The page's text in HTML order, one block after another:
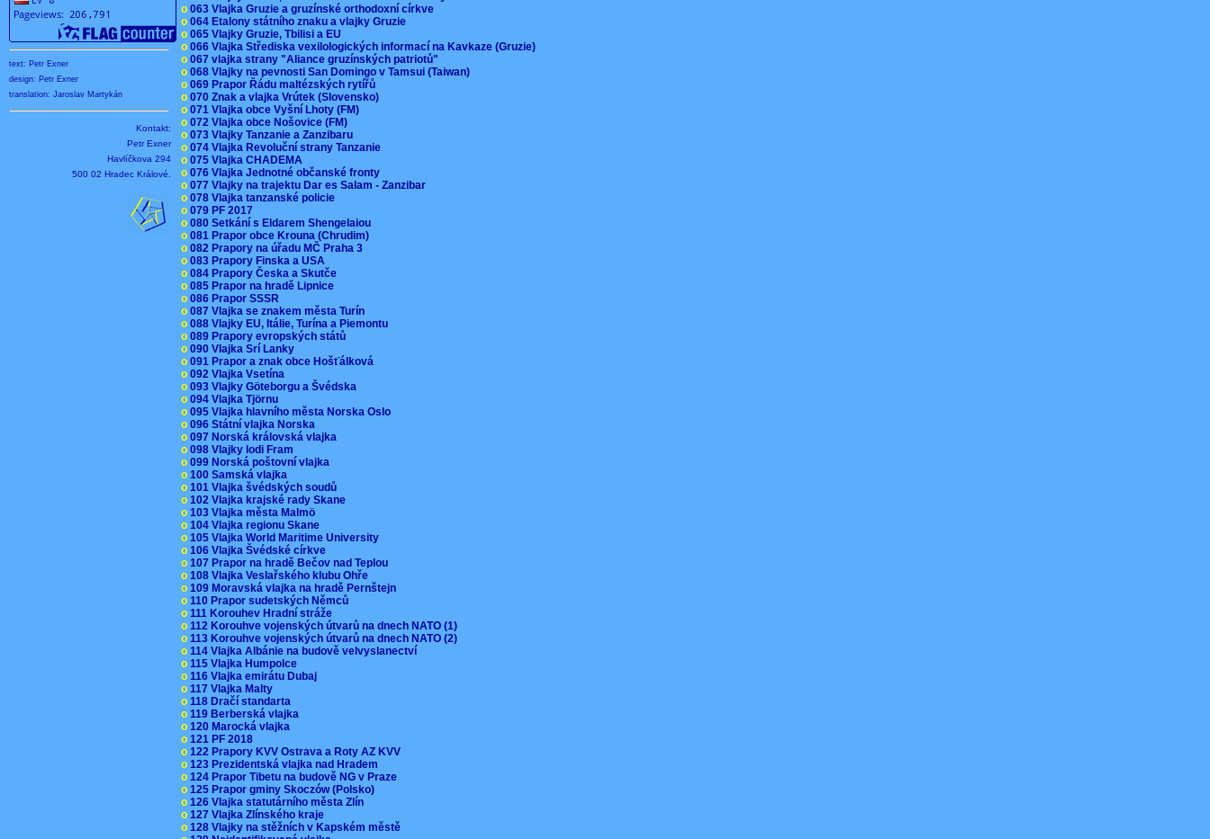
text: Petr Exner
design: Petr Exner
translation: Jaroslav Martykán
Kontakt:
Petr Exner
Havlíčkova 294
500 02 Hradec Králové.
o 063 Vlajka Gruzie a gruzínské orthodoxní církve
o 064 Etalony státního znaku a vlajky Gruzie
o 065 Vlajky Gruzie, Tbilisi a EU
o 066 Vlajka Střediska vexilologických informací na Kavkaze (Gruzie)
o 067 vlajka strany "Aliance gruzínských patriotů"
o 068 Vlajky na pevnosti San Domingo v Tamsui (Taiwan)
o 069 Prapor Řádu maltézských rytířů
o 070 Znak a vlajka Vrútek (Slovensko)
o 071 Vlajka obce Vyšní Lhoty (FM)
o 072 Vlajka obce Nošovice (FM)
o 073 Vlajky Tanzanie a Zanzibaru
o 074 Vlajka Revoluční strany Tanzanie
o 075 Vlajka CHADEMA
o 076 Vlajka Jednotné občanské fronty
o 077 Vlajky na trajektu Dar es Salam - Zanzibar
o 078 Vlajka tanzanské policie
o 079 PF 2017
o 080 Setkání s Eldarem Shengelaiou
o 081 Prapor obce Krouna (Chrudim)
o 082 Prapory na úřadu MČ Praha 3
o 083 Prapory Finska a USA
o 084 Prapory Česka a Skutče
o 085 Prapor na hradě Lipnice
o 086 Prapor SSSR
o 087 Vlajka se znakem města Turín
o 088 Vlajky EU, Itálie, Turína a Piemontu
o 089 Prapory evropských států
o 090 Vlajka Srí Lanky
o 091 Prapor a znak obce Hošťálková
o 092 Vlajka Vsetína
o 093 Vlajky Göteborgu a Švédska
o 094 Vlajka Tjörnu
o 095 Vlajka hlavního města Norska Oslo
o 096 Státní vlajka Norska
o 097 Norská královská vlajka
o 098 Vlajky lodi Fram
o 099 Norská poštovní vlajka
o 100 Samská vlajka
o 101 Vlajka švédských soudů
o 102 Vlajka krajské rady Skane
o 103 Vlajka města Malmö
o 104 Vlajka regionu Skane
o 105 Vlajka World Maritime University
o 106 Vlajka Švédské církve
o 107 Prapor na hradě Bečov nad Teplou
o 108 Vlajka Veslařského klubu Ohře
o 109 Moravská vlajka na hradě Pernštejn
o 110 Prapor sudetských Němců
o 111 Korouhev Hradní stráže
o 112 Korouhve vojenských útvarů na dnech NATO (1)
o 113 Korouhve vojenských útvarů na dnech NATO (2)
o 114 Vlajka Albánie na budově velvyslanectví
o 115 Vlajka Humpolce
o 116 Vlajka emirátu Dubaj
o 117 Vlajka Malty
o 118 Dračí standarta
o 119 Berberská vlajka
o 120 Marocká vlajka
o 121 PF 2018
o 122 Prapory KVV Ostrava a Roty AZ KVV
o 123 Prezidentská vlajka nad Hradem
o 124 Prapor Tibetu na budově NG v Praze
o 125 Prapor gminy Skoczów (Polsko)
o 126 Vlajka statutárního města Zlín
o 127 Vlajka Zlínského kraje
o 128 Vlajky na stěžních v Kapském městě